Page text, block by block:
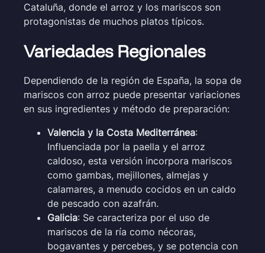
Cataluña, donde el arroz y los mariscos son
protagonistas de muchos platos típicos.
Variedades Regionales
Dependiendo de la región de España, la sopa de
mariscos con arroz puede presentar variaciones
en sus ingredientes y método de preparación:
Valencia y la Costa Mediterránea:
Influenciada por la paella y el arroz
caldoso, esta versión incorpora mariscos
como gambas, mejillones, almejas y
calamares, a menudo cocidos en un caldo
de pescado con azafrán.
Galicia: Se caracteriza por el uso de
mariscos de la ría como nécoras,
bogavantes y percebes, y se potencia con